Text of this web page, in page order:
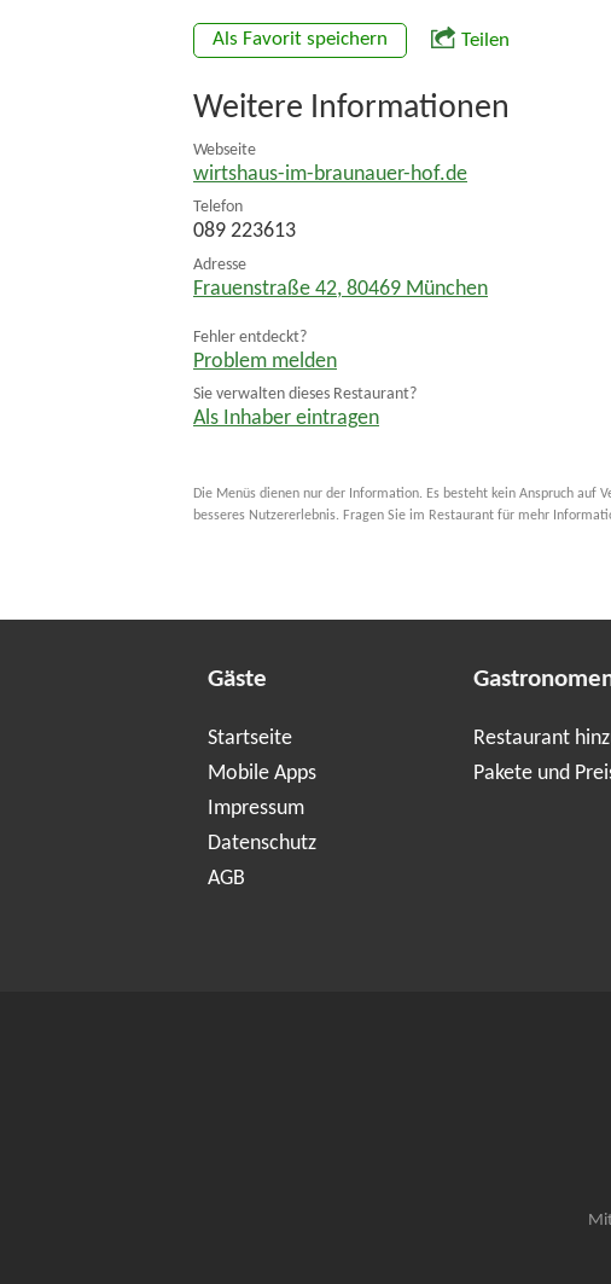
Als Favorit speichern Teilen
Weitere Informationen
Webseite
wirtshaus-im-braunauer-hof.de
Telefon
089 223613
Adresse
Frauenstraße 42, 80469 München
Fehler entdeckt?
Problem melden
Sie verwalten dieses Restaurant?
Als Inhaber eintragen
Die Menüs dienen nur der Information. Es besteht kein Anspruch auf
besseres Nutzererlebnis. Fragen Sie im Restaurant für mehr
Gäste
Startseite
Mobile Apps
Impressum
Datenschutz
AGB
Restaurant
Pakete und